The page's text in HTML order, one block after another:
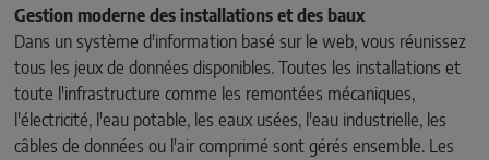
Gestion moderne des installations et des baux
Dans un système d'information basé sur le web, vous réunissez
tous les jeux de données disponibles. Toutes les installations et
toute l'infrastructure comme les remontées mécaniques,
l'électricité, l'eau potable, les eaux usées, l'eau industrielle, les
câbles de données ou l'air comprimé sont gérés ensemble. Les